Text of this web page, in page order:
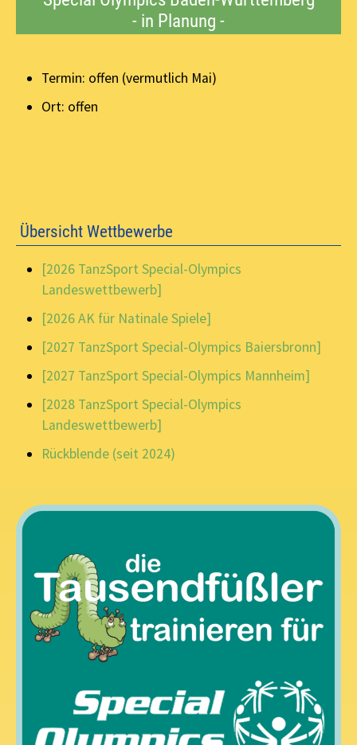
- in Planung -
Termin: offen (vermutlich Mai)
Ort: offen
Übersicht Wettbewerbe
[2026 TanzSport Special-Olympics
Landeswettbewerb]
[2026 AK für Natinale Spiele]
[2027 TanzSport Special-Olympics Baiersbronn]
[2027 TanzSport Special-Olympics Mannheim]
[2028 TanzSport Special-Olympics
Landeswettbewerb]
Rückblende (seit 2024)